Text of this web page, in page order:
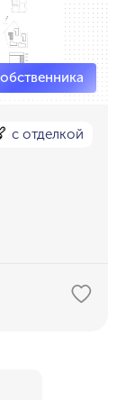
с отделкой